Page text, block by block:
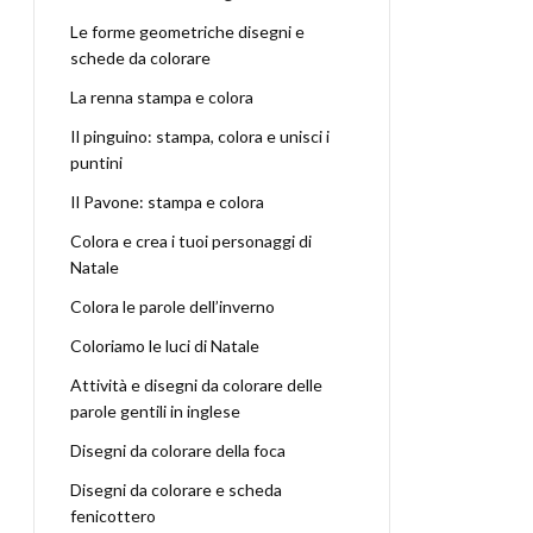
Le forme geometriche disegni e
schede da colorare
La renna stampa e colora
Il pinguino: stampa, colora e unisci i
puntini
Il Pavone: stampa e colora
Colora e crea i tuoi personaggi di
Natale
Colora le parole dell’inverno
Coloriamo le luci di Natale
Attività e disegni da colorare delle
parole gentili in inglese
Disegni da colorare della foca
Disegni da colorare e scheda
fenicottero